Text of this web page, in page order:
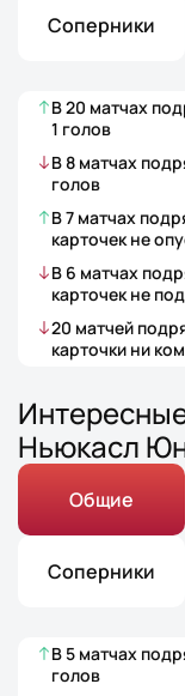
Соперники
В20 матчах
1 голов
В8 матчах
голов
В7 матчах
карточек не
В 6 матчах
карточек не
20 матчей
карточки ни
Ньюкасл
Общие
Соперники
В 5 матчах
голов